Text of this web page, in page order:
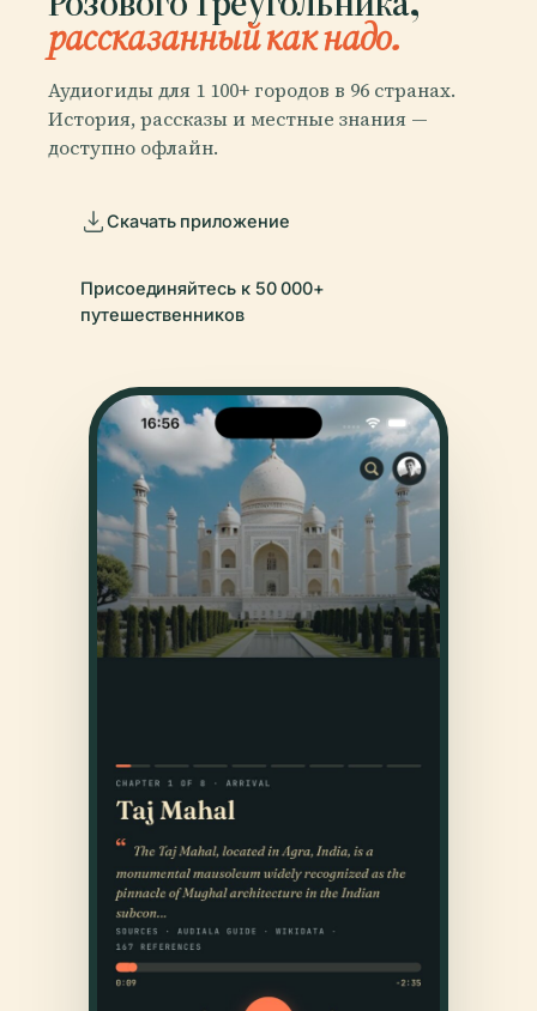
рассказанный как надо.
Аудиогиды для 1 100+ городов в 96 странах.
История, рассказы и местные знания —
доступно офлайн.
Скачать приложение
Присоединяйтесь к 50 000+
путешественников